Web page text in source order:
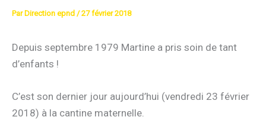
Par Direction epnd /27 février 2018
Depuis septembre 1979 Martine a pris soin de tant
d’enfants !
C’est son dernier jour aujourd’hui (vendredi 23 février
2018) à la cantine maternelle.